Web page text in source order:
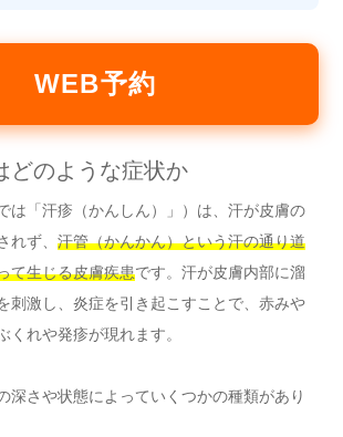
WEB予約
どのような症状か
は「汗疹（かんしん）」）は、汗が皮膚の
れず、 汗管（かんかん）という汗の通り道
て生じる皮膚疾患です。汗が皮膚内部に溜
刺激し、炎症を引き起こすことで、赤みや
くれや発疹が現れます。
深さや状態によっていくつかの種類があり